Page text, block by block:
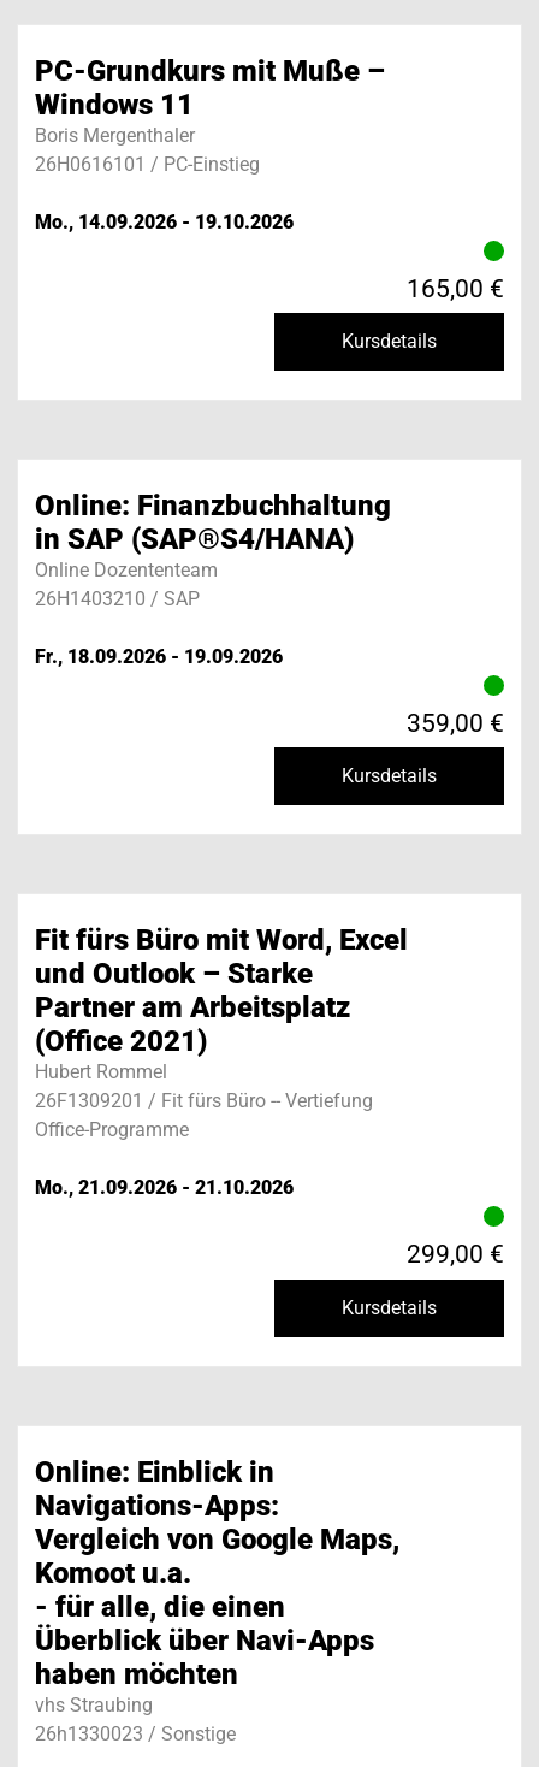
PC-Grundkurs mit Muße –
Windows 11
Boris Mergenthaler
26H0616101 / PC-Einstieg
Mo., 14.09.2026 - 19.10.2026
165,00 €
Kursdetails
Online: Finanzbuchhaltung
in SAP (SAP®S4/HANA)
Online Dozententeam
26H1403210 / SAP
Fr., 18.09.2026 - 19.09.2026
359,00 €
Kursdetails
Fit fürs Büro mit Word, Excel
und Outlook – Starke
Partner am Arbeitsplatz
(Office 2021)
Hubert Rommel
26F1309201 / Fit fürs Büro -- Vertiefung
Office-Programme
Mo., 21.09.2026 - 21.10.2026
299,00 €
Kursdetails
Online: Einblick in
Navigations-Apps:
Vergleich von Google Maps,
Komoot u.a.
- für alle, die einen
Überblick über Navi-Apps
haben möchten
vhs Straubing
26h1330023 / Sonstige